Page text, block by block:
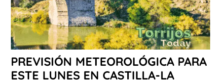
PREVISIÓN METEOROLÓGICA PARA
ESTE LUNES EN CASTILLA-LA